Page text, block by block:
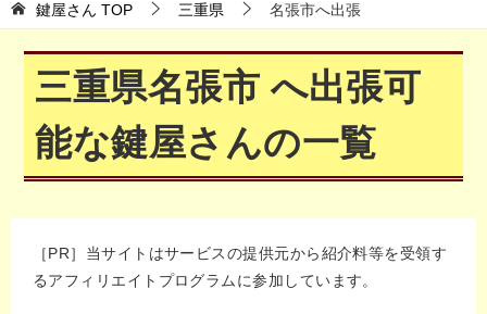
鍵屋さん TOP 三重県 名張市へ出張
三重県名張市 へ出張可
能な鍵屋さんの一覧
［PR］当サイトはサービスの提供元から紹介料等を受領す
るアフィリエイトプログラムに参加しています。